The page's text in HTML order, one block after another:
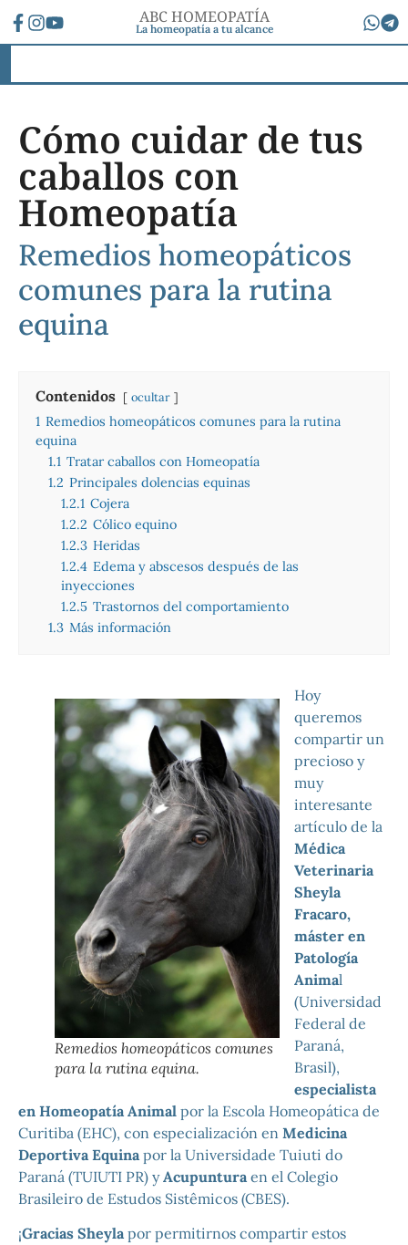
ABC HOMEOPATÍA
La homeopatía a tu alcance
Cómo cuidar de tus
caballos con
Homeopatía
Remedios homeopáticos
comunes para la rutina
equina
Contenidos ocultar
1 Remedios homeopáticos comunes para la rutina
equina
1.1 Tratar caballos con Homeopatía
1.2 Principales dolencias equinas
1.2.1 Cojera
1.2.2 Cólico equino
1.2.3 Heridas
1.2.4 Edema y abscesos después de las
inyecciones
1.2.5 Trastornos del comportamiento
1.3 Más información
Remedios homeopáticos comunes
para la rutina equina.
Hoy
queremos
compartir un
precioso y
muy
interesante
artículo de la
Médica
Veterinaria
Sheyla
Fracaro,
máster en
Patología
Animal
(Universidad
Federal de
Paraná,
Brasil),
especialista
en Homeopatía Animal por la Escola Homeopática de
Curitiba (EHC), con especialización en Medicina
Deportiva Equinapor la Universidade Tuiuti do
Paraná (TUIUTI PR) yAcupunturaen el Colegio
Brasileiro de Estudos Sistêmicos (CBES).
¡Gracias Sheylapor permitirnos compartir estos